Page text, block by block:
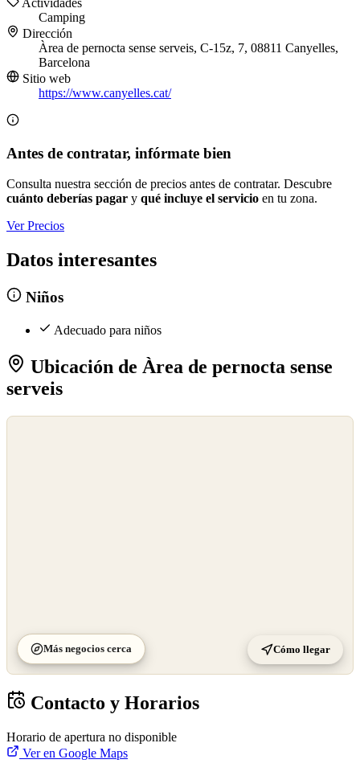
Actividades
Camping
Dirección
Àrea de pernocta sense serveis, C-15z, 7, 08811 Canyelles,
Barcelona
Sitio web
https://www.canyelles.cat/
Antes de contratar, infórmate bien
Consulta nuestra sección de precios antes de contratar. Descubre
cuánto deberías pagar y qué incluye el servicio en tu zona.
Ver Precios
Datos interesantes
Niños
Adecuado para niños
Ubicación de Àrea de pernocta sense
serveis
Más negocios cerca Cómo llegar
Contacto y Horarios
Horario de apertura no disponible
Ver en Google Maps